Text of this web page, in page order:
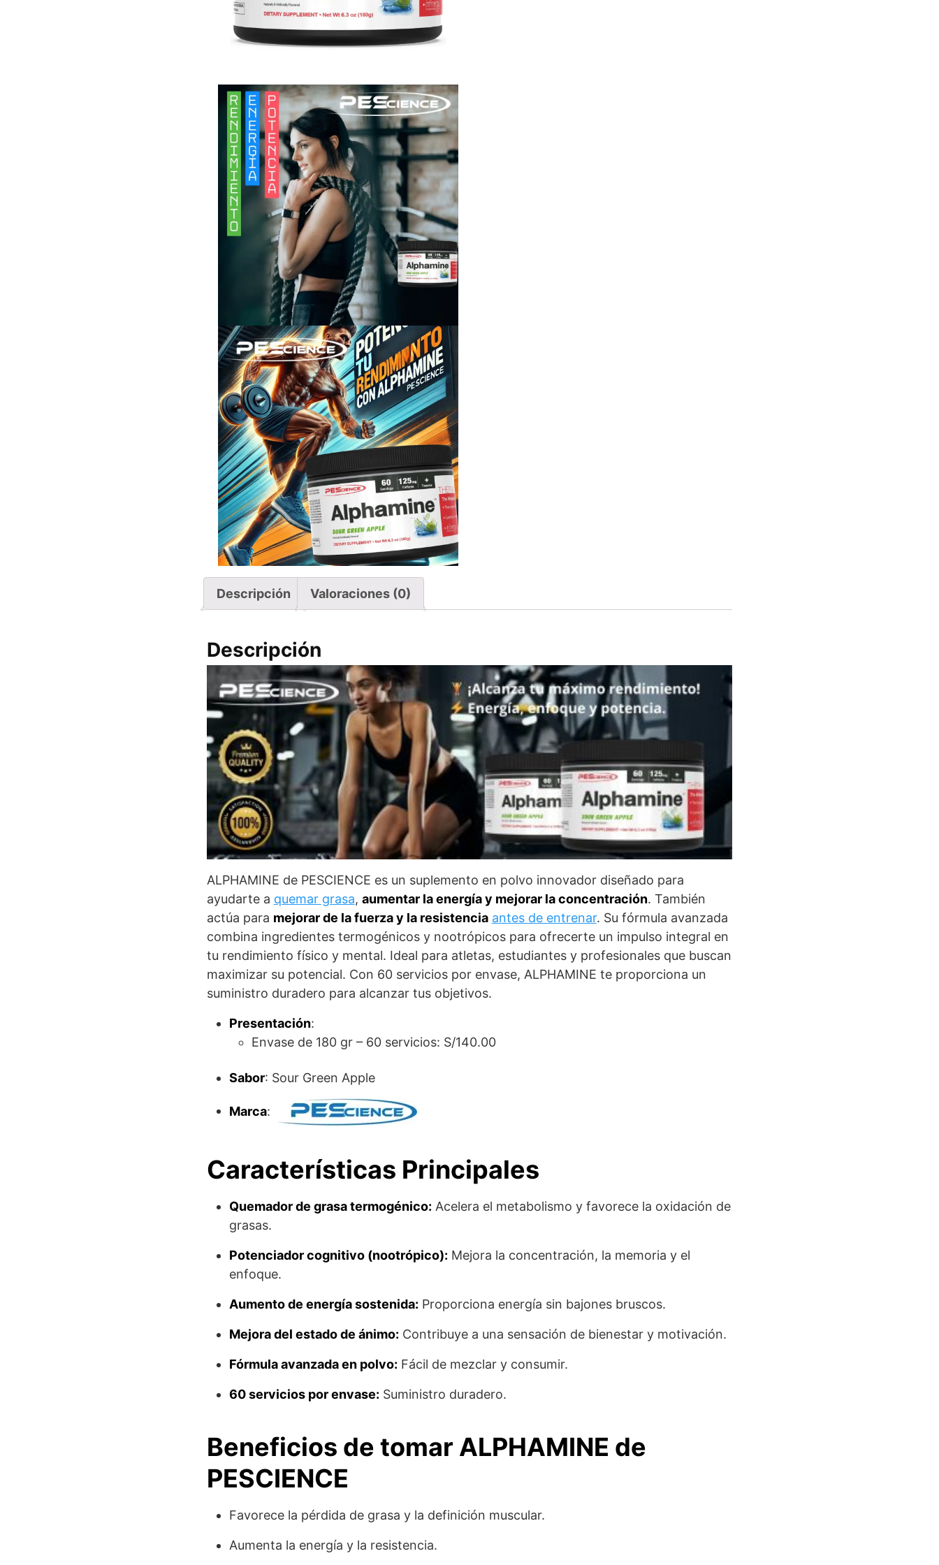
Descripción Valoraciones (0)
Descripción
ALPHAMINE de PESCIENCE es un suplemento en polvo innovador diseñado para
ayudarte a quemar grasa, aumentar la energía y mejorar la concentración. También
actúa para mejorar de la fuerza y la resistencia antes de entrenar. Su fórmula avanzada
combina ingredientes termogénicos y nootrópicos para ofrecerte un impulso integral en
tu rendimiento físico y mental. Ideal para atletas, estudiantes y profesionales que buscan
maximizar su potencial. Con 60 servicios por envase, ALPHAMINE te proporciona un
suministro duradero para alcanzar tus objetivos.
Presentación:
Envase de 180 gr – 60 servicios: S/140.00
Sabor: Sour Green Apple
Marca:
Características Principales
Quemador de grasa termogénico: Acelera el metabolismo y favorece la oxidación de
grasas.
Potenciador cognitivo (nootrópico): Mejora la concentración, la memoria y el
enfoque.
Aumento de energía sostenida: Proporciona energía sin bajones bruscos.
Mejora del estado de ánimo: Contribuye a una sensación de bienestar y motivación.
Fórmula avanzada en polvo: Fácil de mezclar y consumir.
60 servicios por envase: Suministro duradero.
Beneficios de tomar ALPHAMINE de
PESCIENCE
Favorece la pérdida de grasa y la definición muscular.
Aumenta la energía y la resistencia.